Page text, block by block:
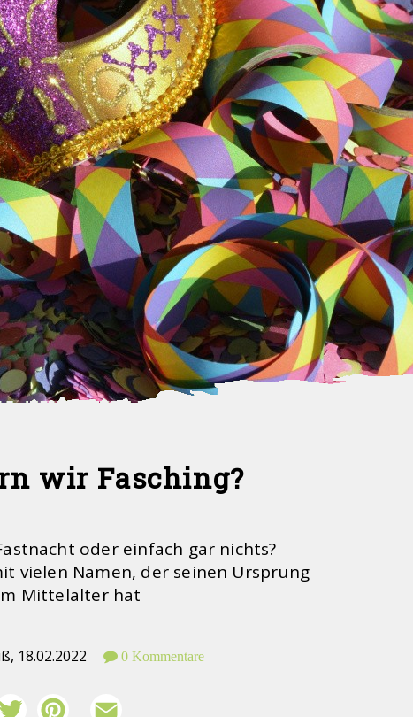
wir Fasching?
oder einfach gar nichts?
vielen Namen, der seinen Ursprung
Mittelalter hat
18.02.2022 0 Kommentare
Twitter Pinterest